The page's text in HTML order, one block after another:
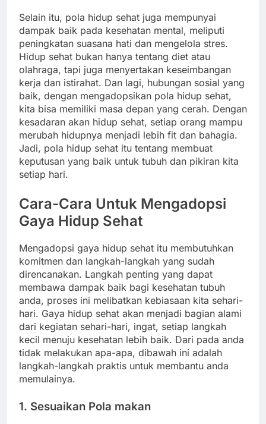
Selain itu, pola hidup sehat juga mempunyai
dampak baik pada kesehatan mental, meliputi
peningkatan suasana hati dan mengelola stres.
Hidup sehat bukan hanya tentang diet atau
olahraga, tapi juga menyertakan keseimbangan
kerja dan istirahat. Dan lagi, hubungan sosial yang
baik, dengan mengadopsikan pola hidup sehat,
kita bisa memiliki masa depan yang cerah. Dengan
kesadaran akan hidup sehat, setiap orang mampu
merubah hidupnya menjadi lebih fit dan bahagia.
Jadi, pola hidup sehat itu tentang membuat
keputusan yang baik untuk tubuh dan pikiran kita
setiap hari.
Cara-Cara Untuk Mengadopsi
Gaya Hidup Sehat
Mengadopsi gaya hidup sehat itu membutuhkan
komitmen dan langkah-langkah yang sudah
direncanakan. Langkah penting yang dapat
membawa dampak baik bagi kesehatan tubuh
anda, proses ini melibatkan kebiasaan kita sehari-
hari. Gaya hidup sehat akan menjadi bagian alami
dari kegiatan sehari-hari, ingat, setiap langkah
kecil menuju kesehatan lebih baik. Dari pada anda
tidak melakukan apa-apa, dibawah ini adalah
langkah-langkah praktis untuk membantu anda
memulainya.
1. Sesuaikan Pola makan